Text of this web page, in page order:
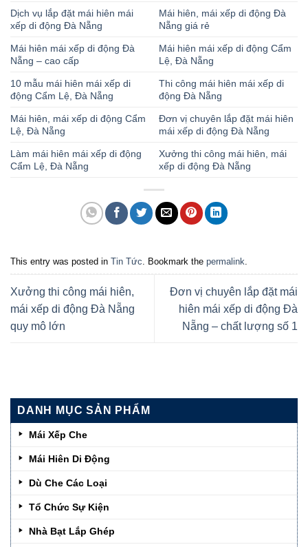
Dịch vụ lắp đặt mái hiên mái
xếp di động Đà Nẵng
Mái hiên, mái xếp di động Đà
Nẵng giá rẻ
Mái hiên mái xếp di động Đà
Nẵng – cao cấp
Mái hiên mái xếp di động Cẩm
Lệ, Đà Nẵng
10 mẫu mái hiên mái xếp di
động Cẩm Lệ, Đà Nẵng
Thi công mái hiên mái xếp di
động Đà Nẵng
Mái hiên, mái xếp di động Cẩm
Lệ, Đà Nẵng
Đơn vị chuyên lắp đặt mái hiên
mái xếp di động Đà Nẵng
Làm mái hiên mái xếp di động
Cẩm Lệ, Đà Nẵng
Xưởng thi công mái hiên, mái
xếp di động Đà Nẵng
This entry was posted in Tin Tức . Bookmark the permalink
Xưởng thi công mái hiên,
mái xếp di động Đà Nẵng
quy mô lớn
Đơn vị chuyên lắp đặt mái
hiên mái xếp di động Đà
Nẵng – chất lượng số 1
DANH MỤC SẢN PHẨM
Mái Xếp Che
Mái Hiên Di Động
Dù Che Các Loại
Tổ Chức Sự Kiện
Nhà Bạt Lắp Ghép